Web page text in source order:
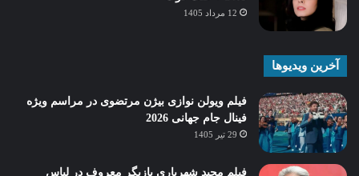
12 مرداد 1405
آخرین ویدیوها
فیلم ویولن نوازی بیژن مرتضوی در مراسم ویژه
فینال جام جهانی 2026
29 تیر 1405
فیلم مجید شهریاری بازیگر معروف در لباس